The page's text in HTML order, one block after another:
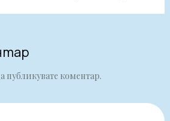
публикувате коментар.